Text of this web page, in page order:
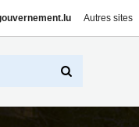
Autres sites